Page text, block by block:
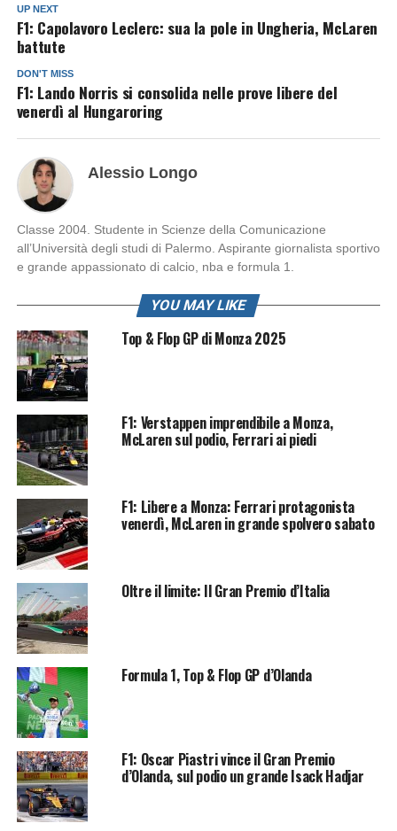
UP NEXT
F1: Capolavoro Leclerc: sua la pole in Ungheria, McLaren
battute
DON'T MISS
F1: Lando Norris si consolida nelle prove libere del
venerdì al Hungaroring
Alessio Longo
Classe 2004. Studente in Scienze della Comunicazione
all’Università degli studi di Palermo. Aspirante giornalista sportivo
e grande appassionato di calcio, nba e formula 1.
YOU MAY LIKE
Top & Flop GP di Monza 2025
F1: Verstappen imprendibile a Monza,
McLaren sul podio, Ferrari ai piedi
F1: Libere a Monza: Ferrari protagonista
venerdì, McLaren in grande spolvero sabato
Oltre il limite: Il Gran Premio d’Italia
Formula 1, Top & Flop GP d’Olanda
F1: Oscar Piastri vince il Gran Premio
d’Olanda, sul podio un grande Isack Hadjar